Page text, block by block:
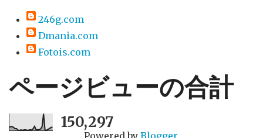
246g.com
Dmania.com
Fotois.com
ページビューの合計
150,297
Powered by Blogger.